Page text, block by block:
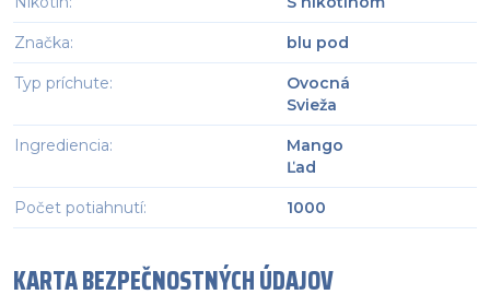
Značka: blu pod
Typ príchute:
Ovocná
Svieža
Ingrediencia:
Mango
Ľad
Počet potiahnutí: 1000
KARTA BEZPEČNOSTNÝCH ÚDAJOV